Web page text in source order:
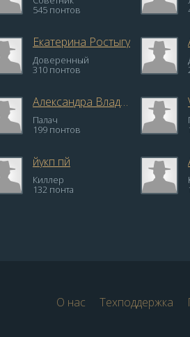
545 понтов
Екатерина Ростыгу
Доверенный
310 понтов
Александра Владыкина
Палач
199 понтов
йукп пй
Киллер
132 понта
О нас Техподдержка